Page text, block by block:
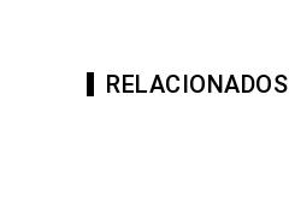
RELACIONADOS